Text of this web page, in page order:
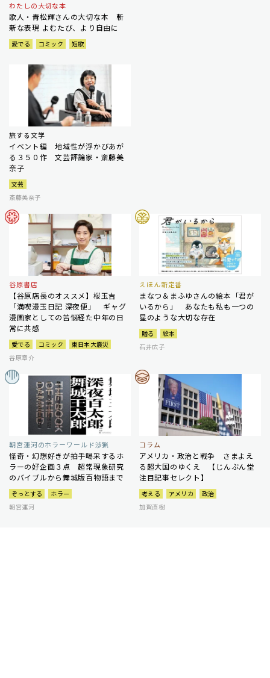
わたしの大切な本
歌人・青松輝さんの大切な本 斬
新な表現 よむたび、より自由に
愛でる コミック 短歌
旅する文学
イベント編 地域性が浮かびあが
る３５０作 文芸評論家・斎藤美
奈子
文芸
斎藤美奈子
谷原書店
【谷原店長のオススメ】桜玉吉
「満喫漫玉日記 深夜便」 ギャグ
漫画家としての苦悩経た中年の日
常に共感
愛でる コミック
東日本大震災
谷原章介
えほん新定番
まなつ＆まふゆさんの絵本「君が
いるから」 あなたも私も一つの
星のような大切な存在
贈る
絵本
石井広子
朝宮運河のホラーワールド渉猟
怪奇・幻想好きが拍手喝采するホ
ラーの好企画３点 超常現象研究
のバイブルから舞城版百物語まで
ぞっとする
ホラー
朝宮運河
コラム
アメリカ・政治と戦争 さまよえ
る超大国のゆくえ 【じんぶん堂
注目記事セレクト】
考える アメリカ
政治
加賀直樹